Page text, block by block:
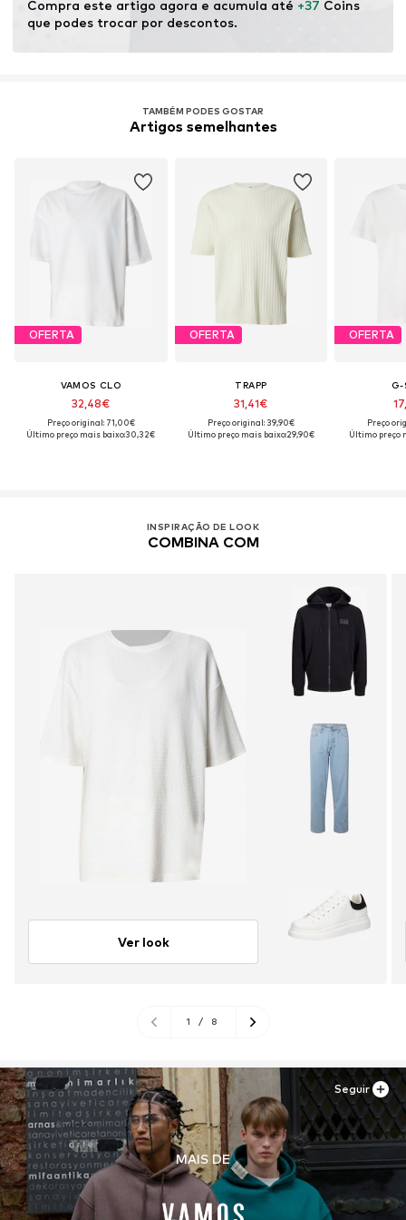
Compra este artigo agora e acumula até +37 Coins
que podes trocar por descontos.
TAMBÉM PODES GOSTAR
Artigos semelhantes
OFERTA
VAMOS CLO
32,48€
Preço original: 71,00€
Último preço mais baixo:30,32€
OFERTA
TRAPP
31,41€
Preço original: 39,90€
Último preço mais baixo:29,90€
OFERTA
G-
Preço
Último preço
INSPIRAÇÃO DE LOOK
COMBINA COM
Ver look
1 / 8
MAIS DE
Seguir